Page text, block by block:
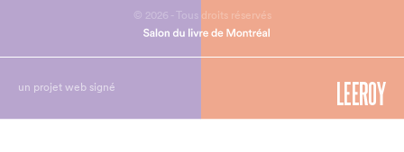
© 2026 - Tous droits réservés
un projet web signé